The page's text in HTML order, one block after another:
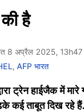
की है
8 अप्रैल 2025, 13h47
, AFP भारत
ट्रेन हाईजैक में
कई ताबूत दिख रहे हैं.